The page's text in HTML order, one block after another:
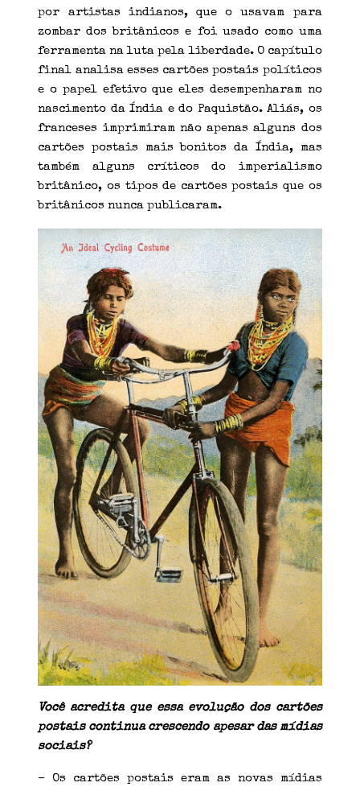
por artistas indianos, que o usavam para
zombar dos britânicos e foi usado como uma
ferramenta na luta pela liberdade. O capítulo
final analisa esses cartões postais políticos
e o papel efetivo que eles desempenharam no
nascimento da Índia e do Paquistão. Aliás, os
franceses imprimiram não apenas alguns dos
cartões postais mais bonitos da Índia, mas
também alguns críticos do imperialismo
britânico, os tipos de cartões postais que os
britânicos nunca publicaram.
Você acredita que essa evolução dos cartões
postais continua crescendo apesar das mídias
sociais?
– Os cartões postais eram as novas mídias